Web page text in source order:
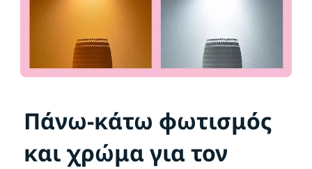
Πάνω-κάτω φωτισμός
και χρώμα για τον